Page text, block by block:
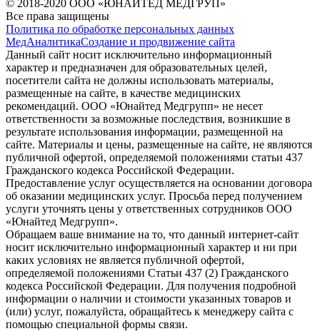
© 2018-2020 ООО «ЮНАЙТЕД МЕДГРУП»
Все права защищены
Политика по обработке персональных данных
МедАналитикаСоздание и продвижение сайта
Данный сайт носит исключительно информационный
характер и предназначен для образовательных целей,
посетители сайта не должны использовать материалы,
размещенные на сайте, в качестве медицинских
рекомендаций. ООО «Юнайтед Медгрупп» не несет
ответственности за возможные последствия, возникшие в
результате использования информации, размещенной на
сайте. Материалы и цены, размещенные на сайте, не являются
публичной офертой, определяемой положениями статьи 437
Гражданского кодекса Российской Федерации.
Предоставление услуг осуществляется на основании договора
об оказании медицинских услуг. Просьба перед получением
услуги уточнять цены у ответственных сотрудников ООО
«Юнайтед Медгрупп».
Обращаем ваше внимание на то, что данный интернет-сайт
носит исключительно информационный характер и ни при
каких условиях не является публичной офертой,
определяемой положениями Статьи 437 (2) Гражданского
кодекса Российской Федерации. Для получения подробной
информации о наличии и стоимости указанных товаров и
(или) услуг, пожалуйста, обращайтесь к менеджеру сайта с
помощью специальной формы связи.